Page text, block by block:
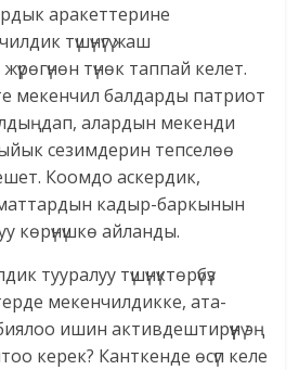
аракеттерине
түшүнүгү жаш
түнөк таппай келет.
мекенчил балдарды патриот
алардын мекенди
ыйык сезимдерин тепселөө
Коомдо аскердик,
кадыр-баркынын
көрүнүшкө айланды.
тууралуу түшүнүктөрүбүз
мекенчилдикке, ата-
ишин активдештирүүнү эң
керек? Канткенде өсүп келе